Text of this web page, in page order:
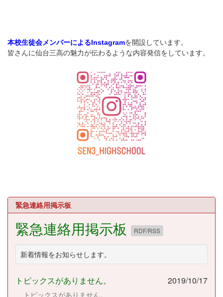
本校生徒会メンバーによるInstagramを開設しています。
皆さんに仙台三高の魅力が伝わるような内容発信をしています。
緊急連絡用掲示板
緊急連絡用掲示板 RDF/RSS
新着情報をお知らせします。
トピックスがありません。 2019/10/17
トピックスがありません。